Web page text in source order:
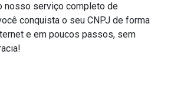
nosso serviço completo de
conquista o seu CNPJ de forma
e em poucos passos, sem